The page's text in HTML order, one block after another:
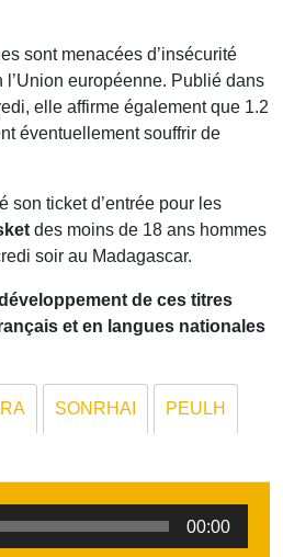
sont menacées d’insécurité
européenne. Publié dans
elle affirme également que 1.2
éventuellement souffrir de
son ticket d’entrée pour les
des moins de 18 ans hommes
soir au Madagascar.
de ces titres
et en langues nationales
SONRHAI PEULH
00:00